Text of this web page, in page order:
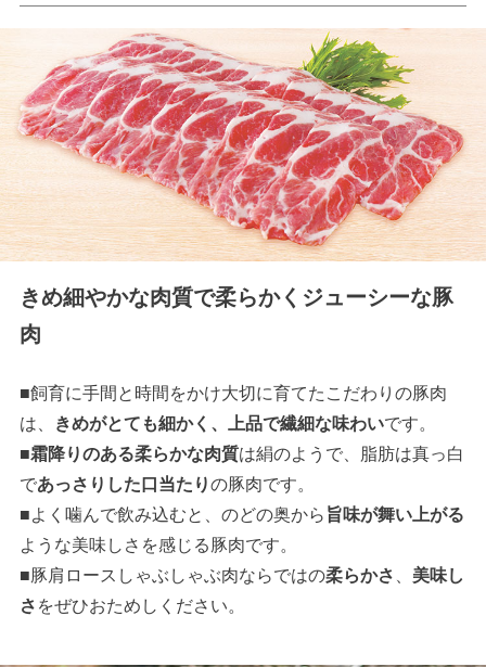
きめ細やかな肉質で柔らかくジューシーな豚
肉
■飼育に手間と時間をかけ大切に育てたこだわりの豚肉
は、
きめがとても細かく、上品で繊細な味わいです。
■霜降りのある柔らかな肉質は絹のようで、脂肪は真っ白
であっさりした口当たりの豚肉です。
■よく噛んで飲み込むと、のどの奥から 旨味が舞い上がる
ような美味しさを感じる豚肉です。
■豚肩ロースしゃぶしゃぶ肉ならではの柔らかさ
美味し
さ をぜひおためしください。